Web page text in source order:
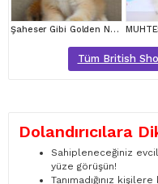
Şaheser Gibi Golden Ny12 British Shorthair
Tüm British
Dolandırıcılara
Sahipleneceğiniz
yüze görüşün!
Tanımadığınız